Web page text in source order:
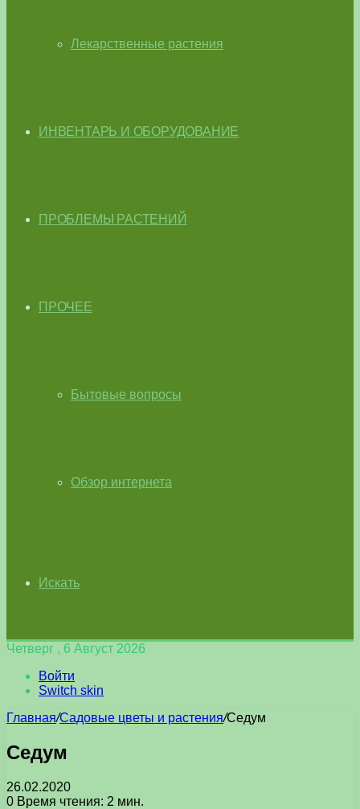
Лекарственные растения
ИНВЕНТАРЬ И ОБОРУДОВАНИЕ
ПРОБЛЕМЫ РАСТЕНИЙ
ПРОЧЕЕ
Бытовые вопросы
Обзор интернета
Искать
Четверг , 6 Август 2026
Войти
Switch skin
Главная/Садовые цветы и растения/Седум
Седум
26.02.2020
0 Время чтения: 2 мин.